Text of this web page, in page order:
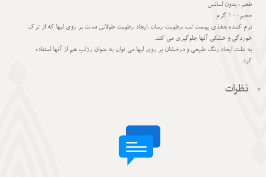
طعم : بدون اسانس
حجم : 10 گرم
نرم کننده ،مغذی پوست لب ،رطوبت رسان ،ایجاد رطوبت طولانی مدت بر روی لبها که از ترک
خوردگی و خشکی آنها جلوگیری می کند.
به علت ایجاد رنگ طبیعی و درخشان بر روی لبها می توان به عنوان رژلب هم از آنها استفاده
کرد.
نظرات